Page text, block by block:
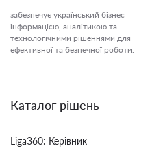
забезпечує український бізнес
інформацією, аналітикою та
технологічними рішеннями для
ефективної та безпечної роботи.
Каталог рішень
Liga360: Керівник